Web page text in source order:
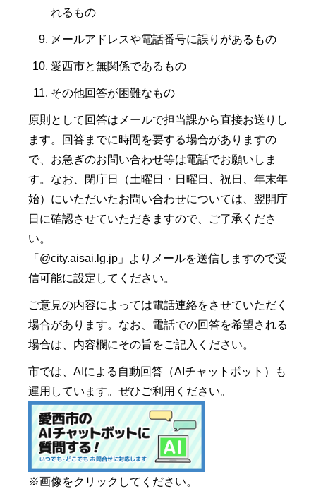
れるもの
メールアドレスや電話番号に誤りがあるもの
愛西市と無関係であるもの
その他回答が困難なもの
原則として回答はメールで担当課から直接お送りし
ます。回答までに時間を要する場合がありますの
で、お急ぎのお問い合わせ等は電話でお願いしま
す。なお、閉庁日（土曜日・日曜日、祝日、年末年
始）にいただいたお問い合わせについては、翌開庁
日に確認させていただきますので、ご了承くださ
い。
「@city.aisai.lg.jp」よりメールを送信しますので受
信可能に設定してください。
ご意見の内容によっては電話連絡をさせていただく
場合があります。なお、電話での回答を希望される
場合は、内容欄にその旨をご記入ください。
市では、AIによる自動回答（AIチャットボット）も
運用しています。ぜひご利用ください。
※画像をクリックしてください。